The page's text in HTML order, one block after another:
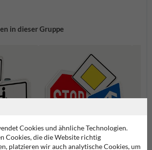
in dieser Gruppe
Cookies und ähnliche Technologien.
Cookies, die die Website richtig
platzieren wir auch analytische Cookies, um